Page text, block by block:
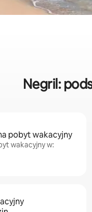
Negril:
pobyt wakacyjny
wakacyjny w: